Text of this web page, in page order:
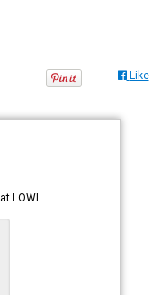
Like
atLOWI